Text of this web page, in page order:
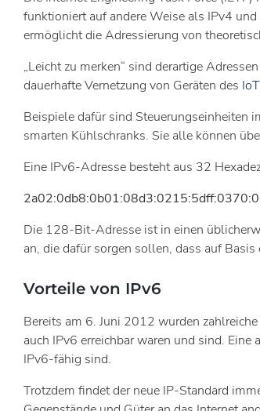
funktioniert auf andere Weise als IPv4
ermöglicht die Adressierung von
„Leicht zu merken“ sind derartige
dauerhafte Vernetzung von Geräten des IoT
Beispiele dafür sind Steuerungseinheiten
smarten Kühlschranks. Sie alle können
Eine IPv6-Adresse besteht aus 32
Die 128-Bit-Adresse ist in einen
an, die dafür sorgen sollen, dass auf
Vorteile von IPv6
Bereits am 6. Juni 2012 wurden
auch IPv6 erreichbar waren und sind.
IPv6-fähig sind.
Trotzdem findet der neue IP-Standard